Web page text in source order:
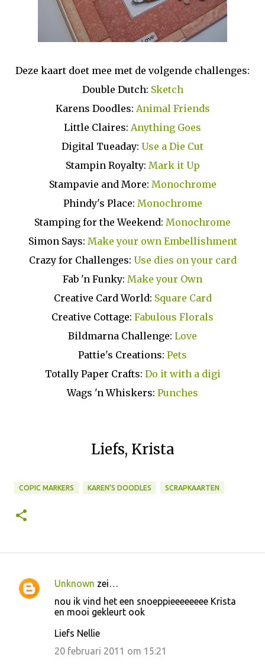
Deze kaart doet mee met de volgende challenges:
Double Dutch: Sketch
Karens Doodles: Animal Friends
Little Claires: Anything Goes
Digital Tueaday: Use a Die Cut
Stampin Royalty: Mark it Up
Stampavie and More: Monochrome
Phindy's Place: Monochrome
Stamping for the Weekend: Monochrome
Simon Says: Make your own Embellishment
Crazy for Challenges: Use dies on your card
Fab 'n Funky: Make your Own
Creative Card World: Square Card
Creative Cottage: Fabulous Florals
Bildmarna Challenge: Love
Pattie's Creations: Pets
Totally Paper Crafts: Do it with a digi
Wags 'n Whiskers: Punches
Liefs, Krista
COPIC MARKERS KAREN'S DOODLES SCRAPKAARTEN
R
Unknown zei…
nou ik vind het een snoeppieeeeeeee Krista
en mooi gekleurt ook
Liefs Nellie
20 februari 2011 om 15:21